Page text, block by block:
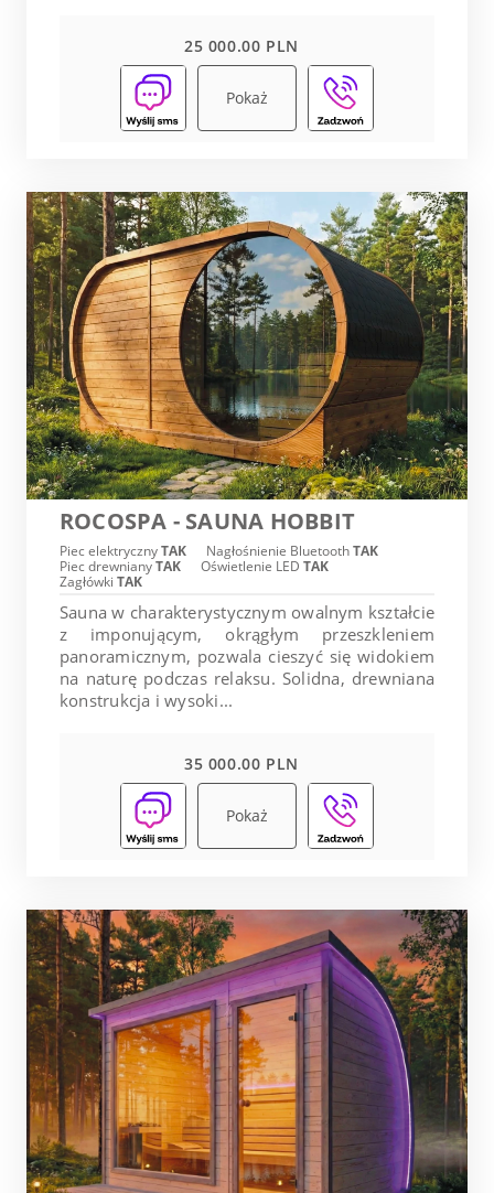
25 000.00 PLN
Pokaż
ROCOSPA - SAUNA HOBBIT
Piec elektrycznyTAK Nagłośnienie BluetoothTAK
Piec drewnianyTAK Oświetlenie LED TAK
Zagłówki TAK
Sauna w charakterystycznym owalnym kształcie
z imponującym, okrągłym przeszkleniem
panoramicznym, pozwala cieszyć się widokiem
na naturę podczas relaksu. Solidna, drewniana
konstrukcja i wysoki...
35 000.00 PLN
Pokaż